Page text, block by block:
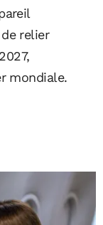
relier
mondiale.